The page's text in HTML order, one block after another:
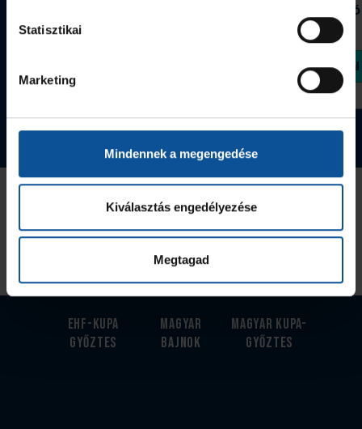
Statisztikai
Marketing
Mindennek a megengedése
Kiválasztás engedélyezése
Megtagad
Szeged
1 090 Ft
Megvásárolom
EHF-Kupa
győztes
Magyar
bajnok
Magyar kupa-
győztes